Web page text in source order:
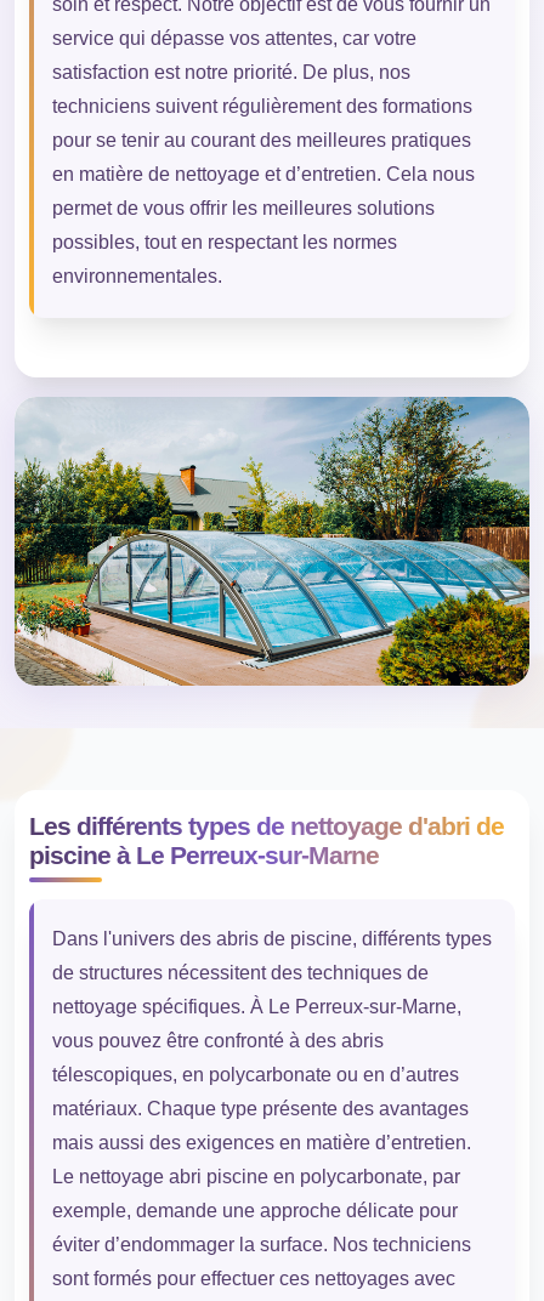
soin et respect. Notre objectif est de vous fournir un
service qui dépasse vos attentes, car votre
satisfaction est notre priorité. De plus, nos
techniciens suivent régulièrement des formations
pour se tenir au courant des meilleures pratiques
en matière de nettoyage et d’entretien. Cela nous
permet de vous offrir les meilleures solutions
possibles, tout en respectant les normes
environnementales.
Les différents types de nettoyage d'abri de
piscine à Le Perreux-sur-Marne
Dans l'univers des abris de piscine, différents types
de structures nécessitent des techniques de
nettoyage spécifiques. À Le Perreux-sur-Marne,
vous pouvez être confronté à des abris
télescopiques, en polycarbonate ou en d’autres
matériaux. Chaque type présente des avantages
mais aussi des exigences en matière d’entretien.
Le nettoyage abri piscine en polycarbonate, par
exemple, demande une approche délicate pour
éviter d’endommager la surface. Nos techniciens
sont formés pour effectuer ces nettoyages avec